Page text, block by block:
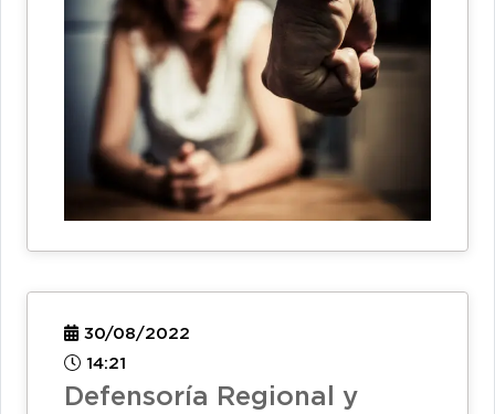
30/08/2022
14:21
Defensoría Regional y